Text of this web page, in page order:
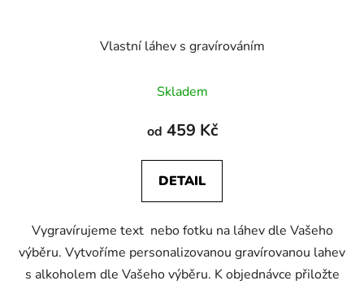
Vlastní láhev s gravírováním
hodnocení
produktu
5,0
z
hvězdiček.
Skladem
od 459 Kč
DETAIL
Vygravírujeme text nebo fotku na láhev dle Vašeho
výběru. Vytvoříme personalizovanou gravírovanou lahev
s alkoholem dle Vašeho výběru. K objednávce přiložte